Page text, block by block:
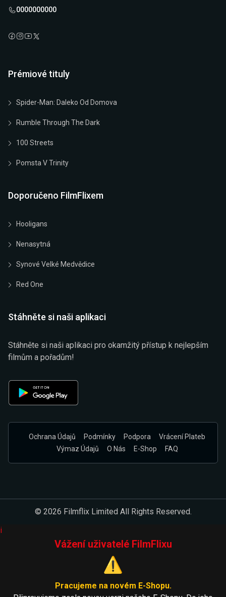
0000000000
Prémiové tituly
Spider-Man: Daleko Od Domova
Rumble Through The Dark
100 Streets
Pomsta V Trinity
Doporučeno FilmFlixem
Hooligans
Nenasytná
Synové Velké Medvědice
Red One
Stáhněte si naši aplikaci
Stáhněte si naši aplikaci pro okamžitý přístup k nejlepším
filmům a pořadům!
Ochrana Údajů Podmínky Podpora
Vrácení Plateb
Výmaz Údajů
O Nás E-Shop FAQ
© 2026 Filmflix Limited All Rights Reserved.
i
Vážení uživatelé FilmFlixu
⚠️
Pracujeme na novém E-Shopu.